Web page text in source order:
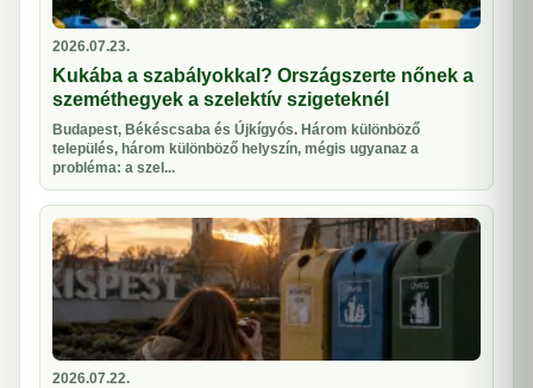
2026.07.23.
Kukába a szabályokkal? Országszerte nőnek a
szeméthegyek a szelektív szigeteknél
Budapest, Békéscsaba és Újkígyós. Három különböző
település, három különböző helyszín, mégis ugyanaz a
probléma: a szel...
2026.07.22.